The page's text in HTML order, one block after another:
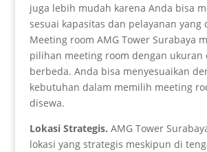
juga lebih mudah karena Anda bisa
sesuai kapasitas dan pelayanan yang
Meeting room AMG Tower Surabaya
pilihan meeting room dengan ukuran
berbeda. Anda bisa menyesuaikan
kebutuhan dalam memilih meeting
disewa.
Lokasi Strategis. AMG Tower
lokasi yang strategis meskipun di